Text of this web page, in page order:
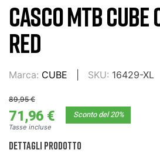
CASCO MTB CUBE
RED
Marca: CUBE SKU: 16429-XL
89,95 €
71,96 € Sconto del 20%
Tasse incluse
DETTAGLI PRODOTTO